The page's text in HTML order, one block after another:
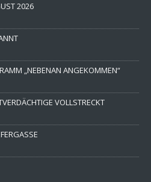
2026
„NEBENAN ANGEKOMMEN“
VOLLSTRECKT